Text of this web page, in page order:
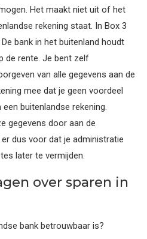
Het maakt niet uit of het
rekening staat. In Box 3
bank in het buitenland houdt
de rente. Je bent zelf
van alle gegevens aan de
mee dat je geen voordeel
buitenlandse rekening.
gegevens door aan de
dus voor dat je administratie
later te vermijden.
over sparen in
bank betrouwbaar is?